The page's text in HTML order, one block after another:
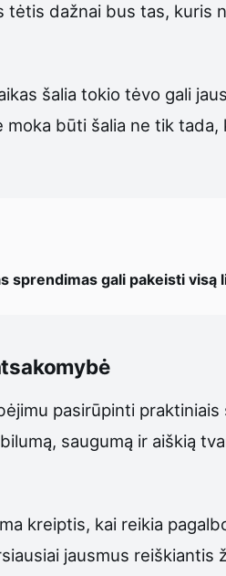
dažnai bus tas, kuris
šalia tokio tėvo gali
būti šalia ne tik
sprendimas gali pakeisti visą
pasirūpinti
saugumą ir aiškią
kreiptis, kai reikia
jausmus reiškiantis